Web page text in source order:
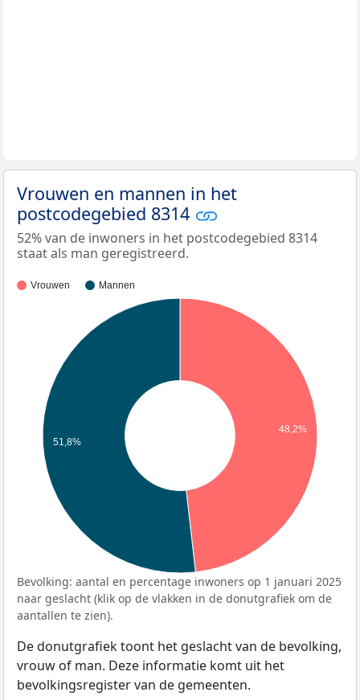
Vrouwen en mannen in het
postcodegebied 8314
52% van de inwoners in het postcodegebied 8314
staat als man geregistreerd.
Vrouwen Mannen
48,2%
51,8%
Bevolking: aantal en percentage inwoners op 1 januari 2025
naar geslacht (klik op de vlakken in de donutgrafiek om de
aantallen te zien).
De donutgrafiek toont het geslacht van de bevolking,
vrouw of man. Deze informatie komt uit het
bevolkingsregister van de gemeenten.